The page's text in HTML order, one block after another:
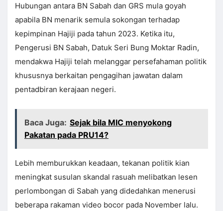
Hubungan antara BN Sabah dan GRS mula goyah
apabila BN menarik semula sokongan terhadap
kepimpinan Hajiji pada tahun 2023. Ketika itu,
Pengerusi BN Sabah, Datuk Seri Bung Moktar Radin,
mendakwa Hajiji telah melanggar persefahaman politik
khususnya berkaitan pengagihan jawatan dalam
pentadbiran kerajaan negeri.
Baca Juga: Sejak bila MIC menyokong
Pakatan pada PRU14?
Lebih memburukkan keadaan, tekanan politik kian
meningkat susulan skandal rasuah melibatkan lesen
perlombongan di Sabah yang didedahkan menerusi
beberapa rakaman video bocor pada November lalu.